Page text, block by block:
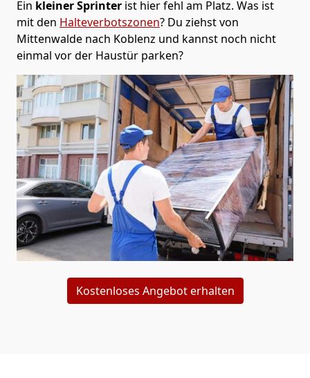
Ein kleiner Sprinter ist hier fehl am Platz. Was ist
mit den Halteverbotszonen? Du ziehst von
Mittenwalde nach Koblenz und kannst noch nicht
einmal vor der Haustür parken?
Kostenloses Angebot erhalten